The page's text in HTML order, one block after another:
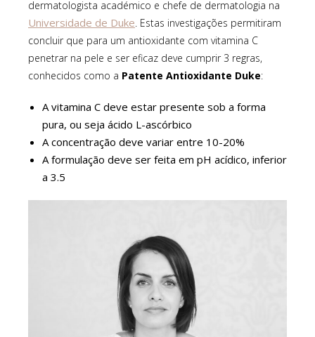
dermatologista académico e chefe de dermatologia na
Universidade de Duke. Estas investigações permitiram
concluir que para um antioxidante com vitamina C
penetrar na pele e ser eficaz deve cumprir 3 regras,
conhecidos como a Patente Antioxidante Duke:
A vitamina C deve estar presente sob a forma
pura, ou seja ácido L-ascórbico
A concentração deve variar entre 10-20%
A formulação deve ser feita em pH acídico, inferior
a 3.5